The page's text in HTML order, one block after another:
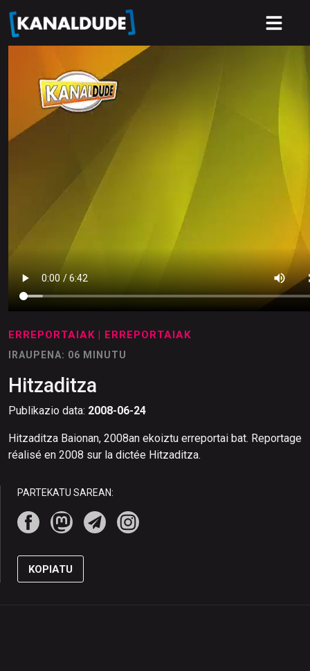
ERREPORTAIAK | ERREPORTAIAK
IRAUPENA: 06 MINUTU
Hitzaditza
Publikazio data: 2008-06-24
Hitzaditza Baionan, 2008an ekoiztu erreportai bat. Reportage
réalisé en 2008 sur la dictée Hitzaditza.
PARTEKATU SAREAN:
KOPIATU